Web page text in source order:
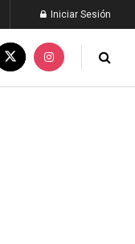
Iniciar Sesión